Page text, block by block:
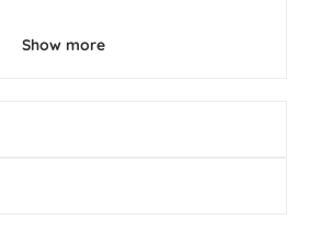
Show more